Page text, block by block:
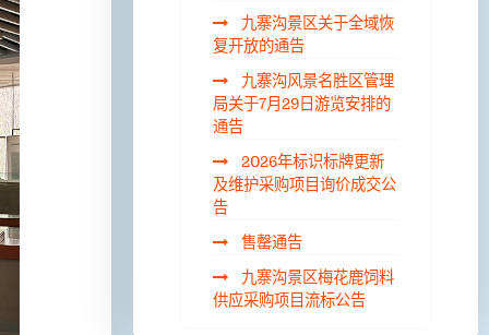
九寨沟景区关于全域恢
复开放的通告
九寨沟风景名胜区管理
局关于7月29日游览安排的
通告
2026年标识标牌更新
及维护采购项目询价成交公
告
售罄通告
九寨沟景区梅花鹿饲料
供应采购项目流标公告